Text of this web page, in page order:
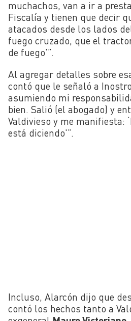
muchachos, van a ir a
Fiscalía y tienen que decir
atacados desde los lados
fuego cruzado, que el
de fuego'”.
Al agregar detalles sobre
contó que le señaló a
asumiendo mi
bien. Salió (el abogado) y
Valdivieso y me manifiesta:
está diciendo'”.
Incluso, Alarcón dijo que
contó los hechos tanto a